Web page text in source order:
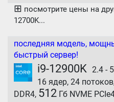
⊞ посмотрите цены на
12700K...
последняя модель,
быстрый сервер!
i9-12900K
2.4 -
16 ядер, 24
DDR4, 512 Гб NVME